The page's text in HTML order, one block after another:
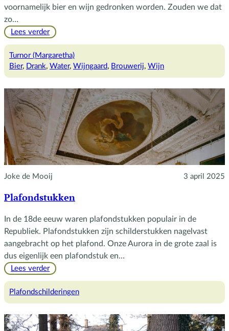
voornamelijk bier en wijn gedronken worden. Zouden we dat
zo…
Lees verder:
wijn
en
Turnor (Margaretha)
Bier, Drank, Water, Wijngaard, Brouwerij, Wijn
Joke de Mooij 3 april 2025
Plafondstukken
In de 18de eeuw waren plafondstukken populair in de
Republiek. Plafondstukken zijn schilderstukken nagelvast
aangebracht op het plafond. Onze Aurora in de grote zaal is
dus eigenlijk een plafondstuk en…
Lees verder:
Plafondschilderingen